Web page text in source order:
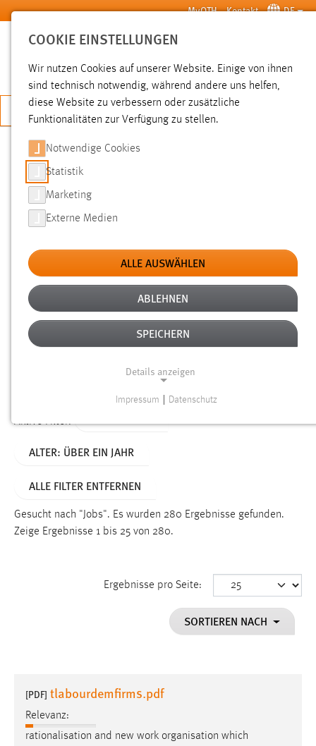
Zum Hauptinhalt springen MyOTH Kontakt DE
SUCHE
JETZT BEWERBEN
SUCHE
FILTER
Typ
Erstellungsdatum
Alter
Aktive Filter:
ALTER: ÜBER EIN JAHR
ALLE FILTER ENTFERNEN
Gesucht nach "Jobs". Es wurden 280 Ergebnisse gefunden.
Zeige Ergebnisse 1 bis 25 von 280.
Ergebnisse pro Seite:
SORTIEREN NACH
[PDF] tlabourdemfirms.pdf
Relevanz:
rationalisation and new work organisation which
COOKIE EINSTELLUNGEN
Wir nutzen Cookies auf unserer Website. Einige von ihnen
sind technisch notwendig, während andere uns helfen,
diese Website zu verbessern oder zusätzliche
Funktionalitäten zur Verfügung zu stellen.
Notwendige Cookies
Statistik
Marketing
Externe Medien
ALLE AUSWÄHLEN
ABLEHNEN
SPEICHERN
Details anzeigen
Funktionen und sind für die einwandfreie Funktion der
Name:
Dieser Cookie speichert die ausgewählten Einverständnis-
Performance
Name:
staticfilecache
Impressum Datenschutz